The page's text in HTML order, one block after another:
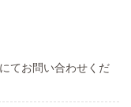
てお問い合わせくだ